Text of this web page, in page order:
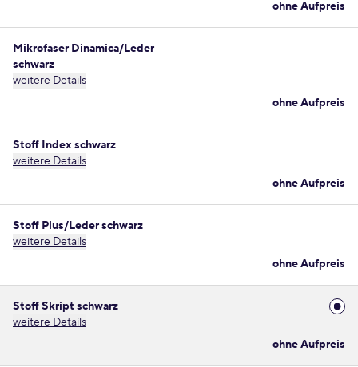
ohne Aufpreis
Mikrofaser Dinamica/Leder
schwarz
weitere Details
ohne Aufpreis
Stoff Index schwarz
weitere Details
ohne Aufpreis
Stoff Plus/Leder schwarz
weitere Details
ohne Aufpreis
Stoff Skript schwarz
weitere Details
ohne Aufpreis